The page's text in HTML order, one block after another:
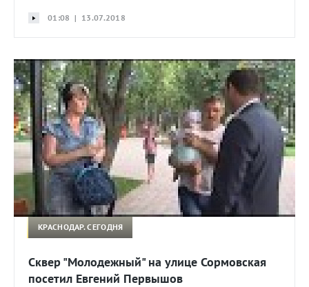
01:08 | 13.07.2018
КРАСНОДАР. СЕГОДНЯ
Сквер "Молодежный" на улице Сормовская
посетил Евгений Первышов